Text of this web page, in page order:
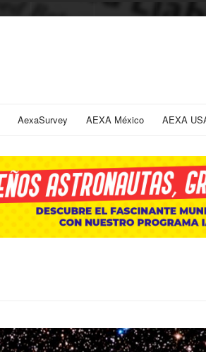
AexaSurvey AEXA México AEXA